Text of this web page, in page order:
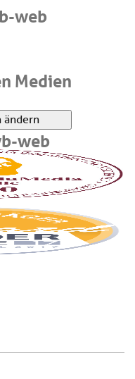
web
Medien
ändern
web